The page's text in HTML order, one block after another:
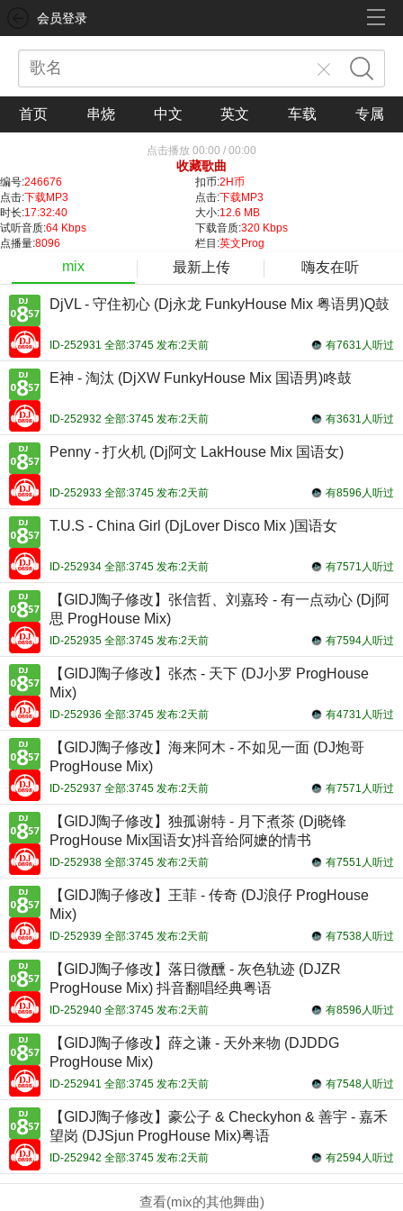
会员登录
首页 串烧 中文 英文 车载 专属
点击播放 00:00 / 00:00
收藏歌曲
编号:246676 扣币:2H币
点击:下载MP3 点击:下载MP3
时长:17:32:40 大小:12.6 MB
试听音质:64 Kbps 下载音质:320 Kbps
点播量:8096 栏目:英文Prog
mix 最新上传 嗨友在听
DjVL - 守住初心 (Dj永龙 FunkyHouse Mix 粤语男)Q鼓
有7631人听过
ID-252931 全部:3745 发布:2天前
E神 - 淘汰 (DjXW FunkyHouse Mix 国语男)咚鼓
有3631人听过
ID-252932 全部:3745 发布:2天前
Penny - 打火机 (Dj阿文 LakHouse Mix 国语女)
有8596人听过
ID-252933 全部:3745 发布:2天前
T.U.S - China Girl (DjLover Disco Mix )国语女
有7571人听过
ID-252934 全部:3745 发布:2天前
【GlDJ陶子修改】张信哲、刘嘉玲 - 有一点动心 (Dj阿
思 ProgHouse Mix)
有7594人听过
ID-252935 全部:3745 发布:2天前
【GlDJ陶子修改】张杰 - 天下 (DJ小罗 ProgHouse
Mix)
有4731人听过
ID-252936 全部:3745 发布:2天前
【GlDJ陶子修改】海来阿木 - 不如见一面 (DJ炮哥
ProgHouse Mix)
有7571人听过
ID-252937 全部:3745 发布:2天前
【GlDJ陶子修改】独孤谢特 - 月下煮茶 (Dj晓锋
ProgHouse Mix国语女)抖音给阿嬷的情书
有7551人听过
ID-252938 全部:3745 发布:2天前
【GlDJ陶子修改】王菲 - 传奇 (DJ浪仔 ProgHouse
Mix)
有7538人听过
ID-252939 全部:3745 发布:2天前
【GlDJ陶子修改】落日微醺 - 灰色轨迹 (DJZR
ProgHouse Mix) 抖音翻唱经典粤语
有8596人听过
ID-252940 全部:3745 发布:2天前
【GlDJ陶子修改】薛之谦 - 天外来物 (DJDDG
ProgHouse Mix)
有7548人听过
ID-252941 全部:3745 发布:2天前
【GlDJ陶子修改】豪公子 & Checkyhon & 善宇 - 嘉禾
望岗 (DJSjun ProgHouse Mix)粤语
有2594人听过
ID-252942 全部:3745 发布:2天前
查看(mix的其他舞曲)